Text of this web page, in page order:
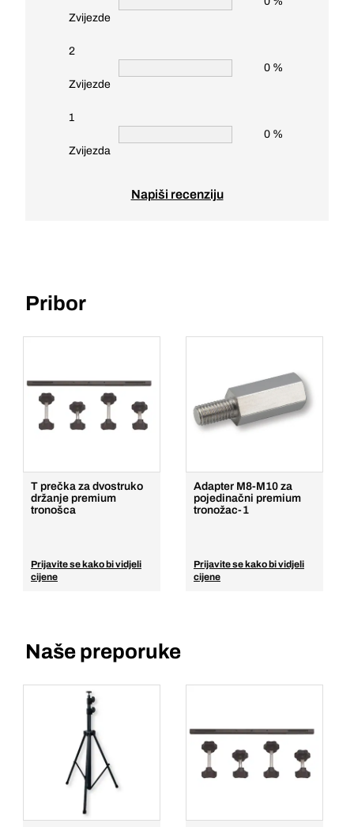
Zvijezde
2
Zvijezde
0 %
1
Zvijezda
0 %
Napiši recenziju
Pribor
T prečka za dvostruko
držanje premium
tronošca
Prijavite se kako bi vidjeli
cijene
Adapter M8-M10 za
pojedinačni premium
tronožac-1
Prijavite se kako bi vidjeli
cijene
Naše preporuke